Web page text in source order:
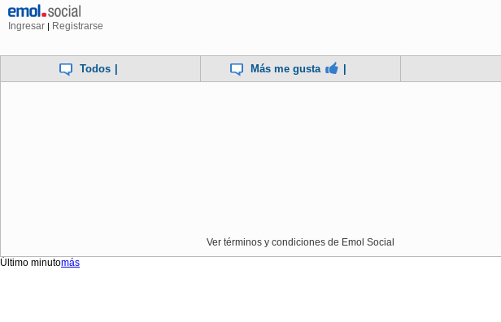
Ingresar | Registrarse
Todos | Más me gusta |
Ver términos y condiciones de Emol Social
Último minutomás